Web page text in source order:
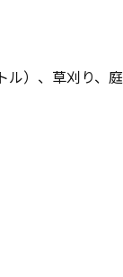
ル）、草刈り、